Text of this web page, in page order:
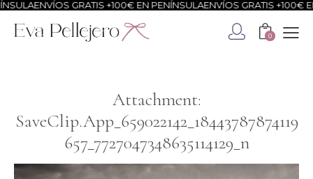
ENVÍOS GRATIS +100€ EN PENÍNSULAENVÍOS GRATIS +100€ EN
0
Attachment:
SaveClip.App_659022142_18443787874119
657_7727047348635114129_n